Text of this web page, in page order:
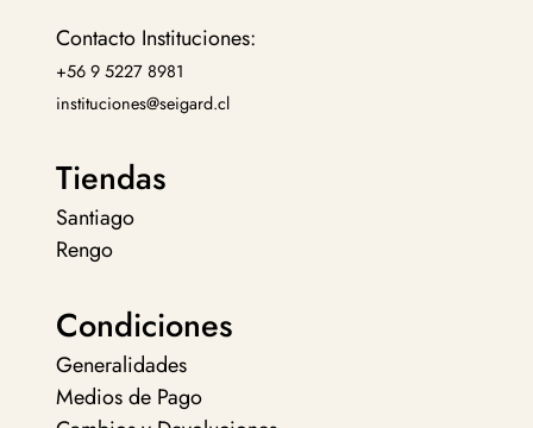
Contacto Instituciones:
+56 9 5227 8981
instituciones@seigard.cl
Tiendas
Santiago
Rengo
Condiciones
Generalidades
Medios de Pago